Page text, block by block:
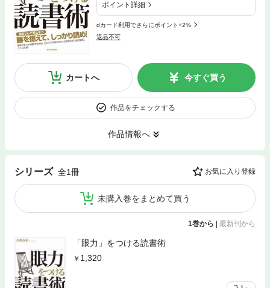
ポイント詳細
dカード利用でさらにポイント+2%
返品不可
カートへ 今すぐ買う
作品をチェックする
作品情報へ
シリーズ 全1冊 お気に入り登録
未購入巻をまとめて買う
1巻から | 最新刊から
「眼力」をつける読書術
1,320